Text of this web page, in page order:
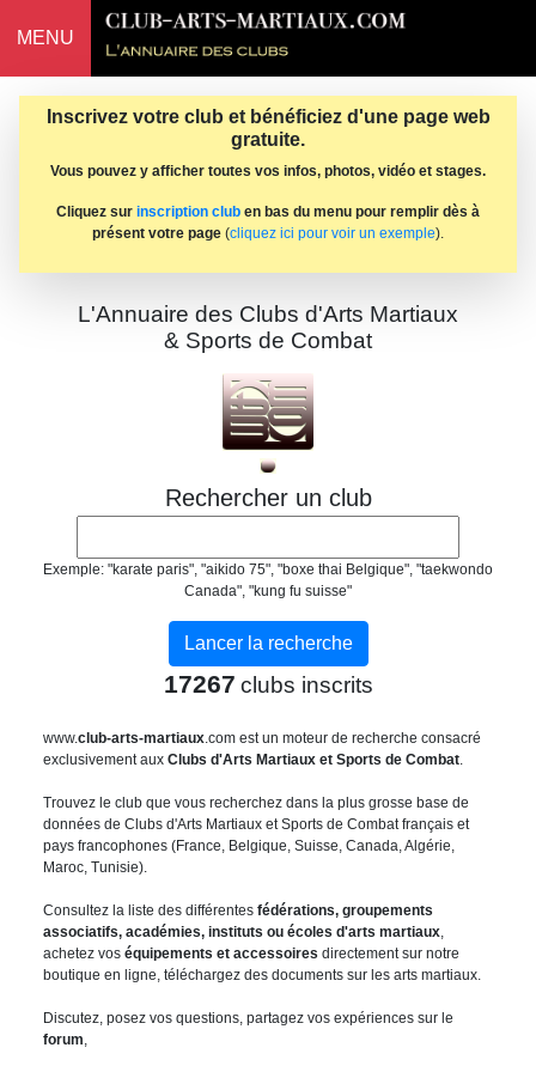
MENU
Inscrivez votre club et bénéficiez d'une page web
gratuite.
Vous pouvez y afficher toutes vos infos, photos, vidéo et stages.
Cliquez sur inscription club en bas du menu pour remplir dès à
présent votre page (cliquez ici pour voir un exemple).
L'Annuaire des Clubs d'Arts Martiaux
& Sports de Combat
Rechercher un club
Exemple: "karate paris", "aikido 75", "boxe thai Belgique", "taekwondo
Canada", "kung fu suisse"
17267 clubs inscrits
www.club-arts-martiaux.com est un moteur de recherche consacré
exclusivement aux Clubs d'Arts Martiaux et Sports de Combat.
Trouvez le club que vous recherchez dans la plus grosse base de
données de Clubs d'Arts Martiaux et Sports de Combat français et
pays francophones (France, Belgique, Suisse, Canada, Algérie,
Maroc, Tunisie).
Consultez la liste des différentes fédérations, groupements
associatifs, académies, instituts ou écoles d'arts martiaux,
achetez vos équipements et accessoires directement sur notre
boutique en ligne, téléchargez des documents sur les arts martiaux.
Discutez, posez vos questions, partagez vos expériences sur le
forum,